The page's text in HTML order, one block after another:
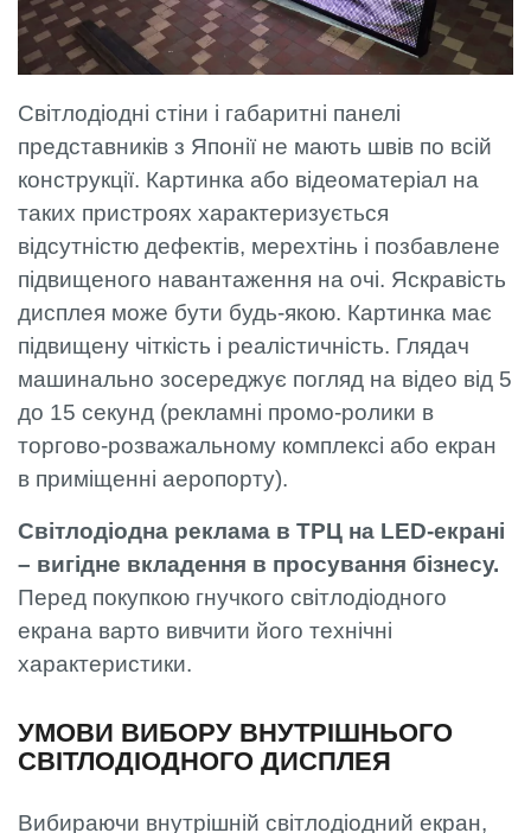
Світлодіодні стіни і габаритні панелі
представників з Японії не мають швів по всій
конструкції. Картинка або відеоматеріал на
таких пристроях характеризується
відсутністю дефектів, мерехтінь і позбавлене
підвищеного навантаження на очі. Яскравість
дисплея може бути будь-якою. Картинка має
підвищену чіткість і реалістичність. Глядач
машинально зосереджує погляд на відео від 5
до 15 секунд (рекламні промо-ролики в
торгово-розважальному комплексі або екран
в приміщенні аеропорту).
Світлодіодна реклама в ТРЦ на LED-екрані
– вигідне вкладення в просування бізнесу.
Перед покупкою гнучкого світлодіодного
екрана варто вивчити його технічні
характеристики.
УМОВИ ВИБОРУ ВНУТРІШНЬОГО
СВІТЛОДІОДНОГО ДИСПЛЕЯ
Вибираючи внутрішній світлодіодний екран,